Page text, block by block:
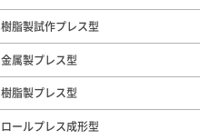
樹脂製試作プレス型
金属製プレス型
樹脂製プレス型
ロールプレス成形型